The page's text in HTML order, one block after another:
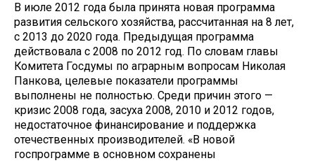
В июле 2012 года была принята новая программа
развития сельского хозяйства, рассчитанная на 8 лет,
с 2013 до 2020 года. Предыдущая программа
действовала с 2008 по 2012 год. По словам главы
Комитета Госдумы по аграрным вопросам Николая
Панкова, целевые показатели программы
выполнены не полностью. Среди причин этого —
кризис 2008 года, засуха 2008, 2010 и 2012 годов,
недостаточное финансирование и поддержка
отечественных производителей. «В новой
госпрограмме в основном сохранены